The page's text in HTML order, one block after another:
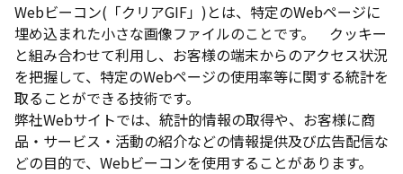
Webビーコン(「クリアGIF」)とは、特定のWebページに
埋め込まれた小さな画像ファイルのことです。 クッキー
と組み合わせて利用し、お客様の端末からのアクセス状況
を把握して、特定のWebページの使用率等に関する統計を
取ることができる技術です。
弊社Webサイトでは、統計的情報の取得や、お客様に商
品・サービス・活動の紹介などの情報提供及び広告配信な
どの目的で、Webビーコンを使用することがあります。